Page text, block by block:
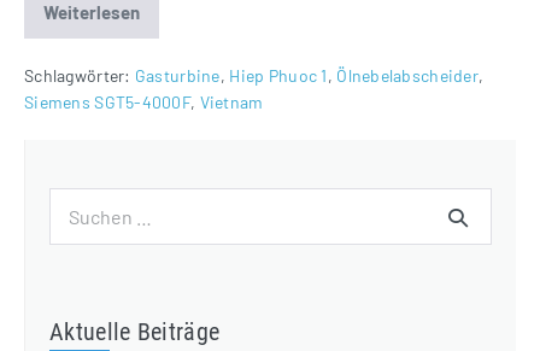
WeiterlesenÖlnebelabscheider
für
Phuoc
1
Projekt
Schlagwörter: Gasturbine, Hiep Phuoc 1, Ölnebelabscheider,
Siemens SGT5-4000F, Vietnam
nach:
Aktuelle Beiträge